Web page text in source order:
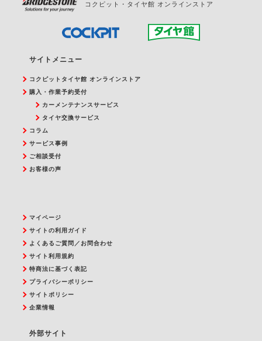
コクピット・タイヤ館 オンラインストア
サイトメニュー
コクピットタイヤ館 オンラインストア
購入・作業予約受付
カーメンテナンスサービス
タイヤ交換サービス
コラム
サービス事例
ご相談受付
お客様の声
マイページ
サイトの利用ガイド
よくあるご質問／お問合わせ
サイト利用規約
特商法に基づく表記
プライバシーポリシー
サイトポリシー
企業情報
外部サイト